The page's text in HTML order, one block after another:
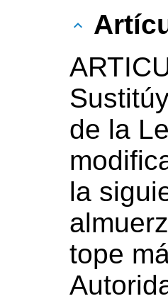
de la
la
tope